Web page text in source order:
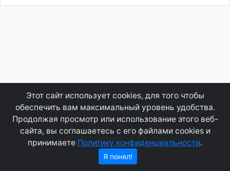
Этот сайт использует cookies, для того чтобы
обеспечить вам максимальный уровень удобства.
Продолжая просмотр или использование этого веб-
сайта, вы соглашаетесь с его файлами cookies и
принимаете Политику конфиденциальности.
Я понял!